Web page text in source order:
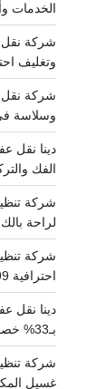
الخدمات
وتغليف
وسلاسة
الفك
لراحة
احترافية 99% اتصل بنا الان
دينا
بـ33% خصم فوري
غسيل